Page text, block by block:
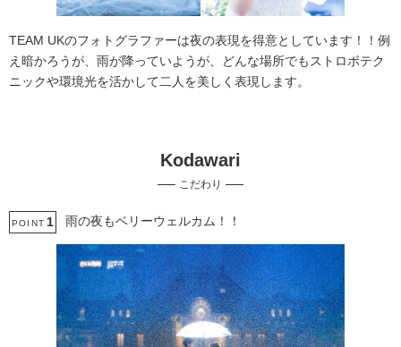
歴史的建造物での撮影 夜景での撮影
ソロウエディング
家族・友人と撮影
国内出張撮影
海での撮影 ペットと撮影
女性フォトグラファー
TEAM UKのフォトグラファーは夜の表現を得意としています！！例
え暗かろうが、雨が降っていようが、どんな場所でもストロボテク
ニックや環境光を活かして二人を美しく表現します。
Kodawari
こだわり
POINT 1 雨の夜もベリーウェルカム！！